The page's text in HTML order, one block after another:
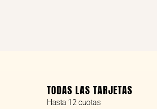
TODAS LAS TARJETAS
Hasta 12 cuotas